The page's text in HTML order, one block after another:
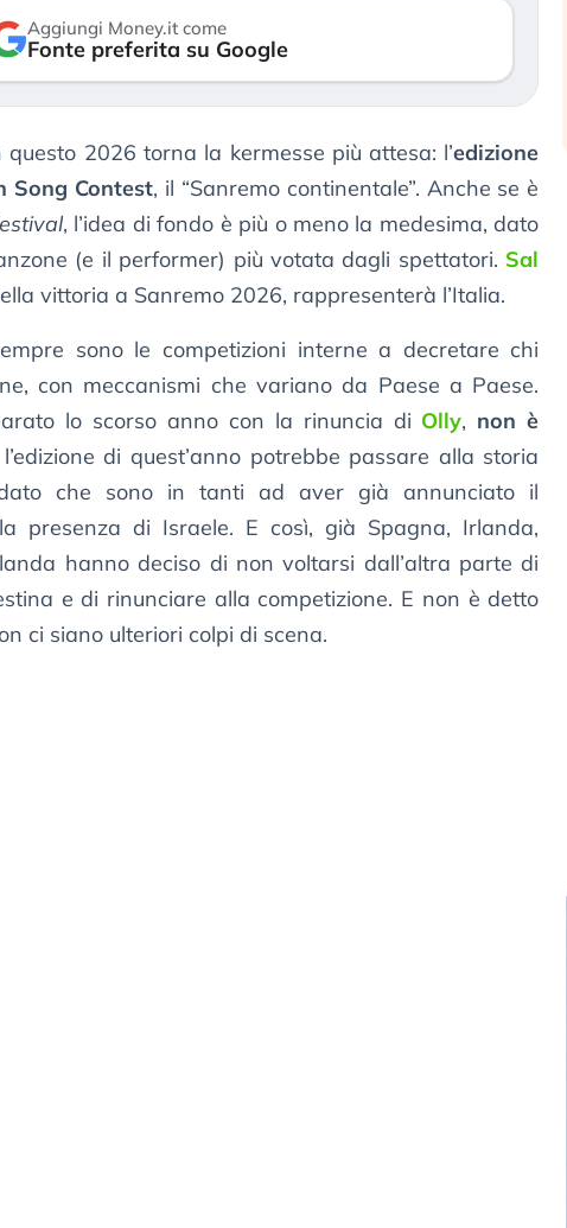
Aggiungi Money.it come
Fonte preferita su Google
2026 torna la kermesse più attesa: l’edizione
Song Contest, il “Sanremo continentale”. Anche se è
, l’idea di fondo è più o meno la medesima, dato
(e il performer) più votata dagli spettatori. Sal
vittoria a Sanremo 2026, rappresenterà l’Italia.
sono le competizioni interne a decretare chi
con meccanismi che variano da Paese a Paese.
lo scorso anno con la rinuncia di Olly, non è
di quest’anno potrebbe passare alla storia
che sono in tanti ad aver già annunciato il
presenza di Israele. E così, già Spagna, Irlanda,
hanno deciso di non voltarsi dall’altra parte di
e di rinunciare alla competizione. E non è detto
ci siano ulteriori colpi di scena.
Kospi, mentre gli investitori retail (…)
30 luglio 2026